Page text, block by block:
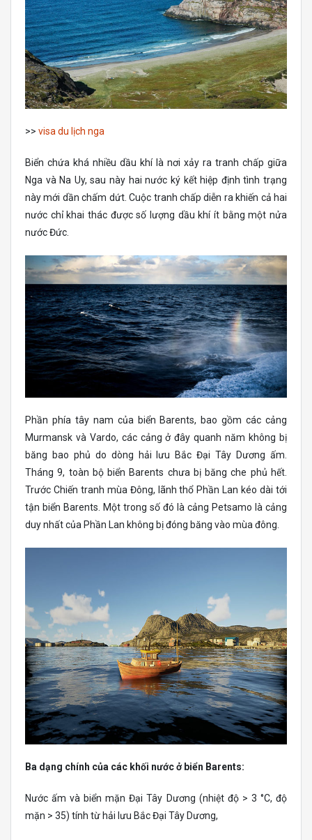
>> visa du lịch nga
Biển chứa khá nhiều dầu khí là nơi xảy ra tranh chấp giữa
Nga và Na Uy, sau này hai nước ký kết hiệp định tình trạng
này mới dần chấm dứt. Cuộc tranh chấp diễn ra khiến cả hai
nước chỉ khai thác được số lượng dầu khí ít bằng một nửa
nước Đức.
Phần phía tây nam của biển Barents, bao gồm các cảng
Murmansk và Vardo, các cảng ở đây quanh năm không bị
băng bao phủ do dòng hải lưu Bắc Đại Tây Dương ấm.
Tháng 9, toàn bộ biển Barents chưa bị băng che phủ hết.
Trước Chiến tranh mùa Đông, lãnh thổ Phần Lan kéo dài tới
tận biển Barents. Một trong số đó là cảng Petsamo là cảng
duy nhất của Phần Lan không bị đóng băng vào mùa đông.
Ba dạng chính của các khối nước ở biển Barents:
Nước ấm và biển mặn Đại Tây Dương (nhiệt độ > 3 °C, độ
mặn > 35) tính từ hải lưu Bắc Đại Tây Dương,